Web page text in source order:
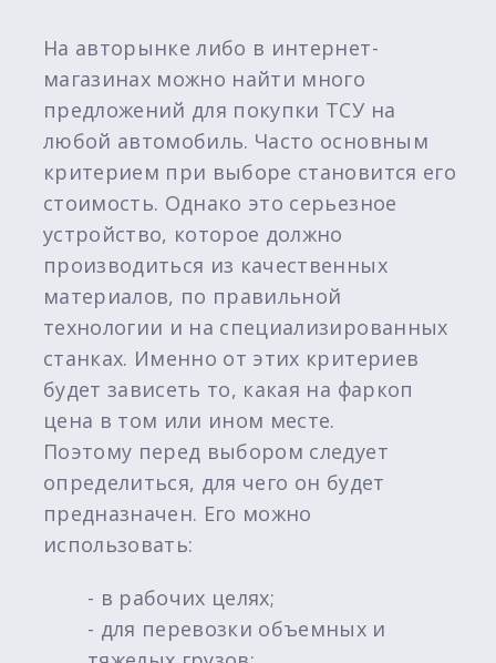
На авторынке либо в интернет-
магазинах можно найти много
предложений для покупки ТСУ на
любой автомобиль. Часто основным
критерием при выборе становится его
стоимость. Однако это серьезное
устройство, которое должно
производиться из качественных
материалов, по правильной
технологии и на специализированных
станках. Именно от этих критериев
будет зависеть то, какая на фаркоп
цена в том или ином месте.
Поэтому перед выбором следует
определиться, для чего он будет
предназначен. Его можно
использовать:
- в рабочих целях;
- для перевозки объемных и